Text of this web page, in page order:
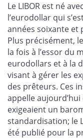
Le LIBOR est né
l’eurodollar qui
années soixante et
Plus précisément,
la fois à l’essor du
eurodollars et à la
visant à gérer les
des prêteurs. Ces
appelle
exigeaient un
standardisation; le
été publié pour la